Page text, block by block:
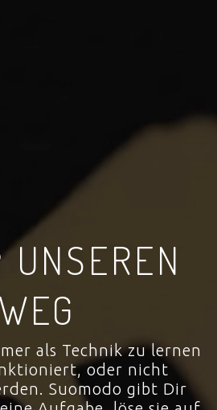
WEG
als Technik zu lernen
oder nicht
Suomodo gibt Dir